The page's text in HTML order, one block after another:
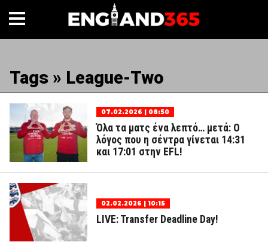
Tags » League-Two
07.02.2026 | 08:50
Όλα τα ματς ένα λεπτό… μετά: Ο
λόγος που η σέντρα γίνεται 14:31
και 17:01 στην EFL!
02.02.2026 | 10:15
LIVE: Transfer Deadline Day!